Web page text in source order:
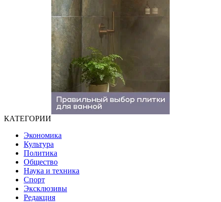
КАТЕГОРИИ
Экономика
Культура
Политика
Общество
Наука и техника
Спорт
Эксклюзивы
Редакция